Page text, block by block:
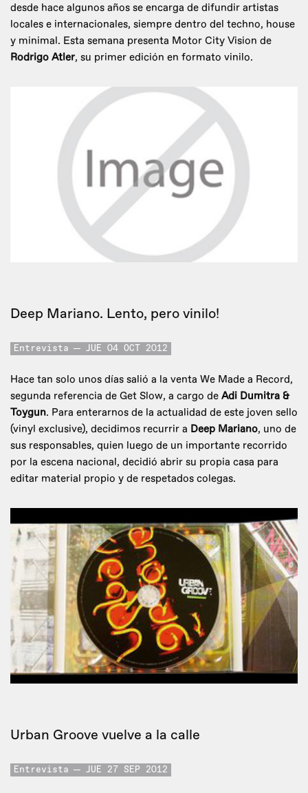
desde hace algunos años se encarga de difundir artistas
locales e internacionales, siempre dentro del techno, house
y minimal. Esta semana presenta Motor City Vision de
Rodrigo Atler, su primer edición en formato vinilo.
Deep Mariano. Lento, pero vinilo!
Entrevista JUE 04 OCT 2012
Hace tan solo unos días salió a la venta We Made a Record,
segunda referencia de Get Slow, a cargo de Adi Dumitra &
Toygun. Para enterarnos de la actualidad de este joven sello
(vinyl exclusive), decidimos recurrir a Deep Mariano, uno de
sus responsables, quien luego de un importante recorrido
por la escena nacional, decidió abrir su propia casa para
editar material propio y de respetados colegas.
Urban Groove vuelve a la calle
Entrevista JUE 27 SEP 2012